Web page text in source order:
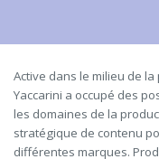
Active dans le milieu de la
Yaccarini a occupé des
les domaines de la
stratégique de contenu
différentes marques.